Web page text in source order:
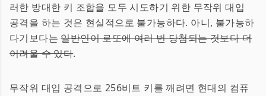
러한 방대한 키 조합을 모두 시도하기 위한 무작위 대입
공격을 하는 것은 현실적으로 불가능하다. 아니, 불가능하
다기보다는일반인이 로또에 여러 번 당첨되는 것보다 더
어려울 수 있다.
무작위 대입 공격으로 256비트 키를 깨려면 현대의 컴퓨